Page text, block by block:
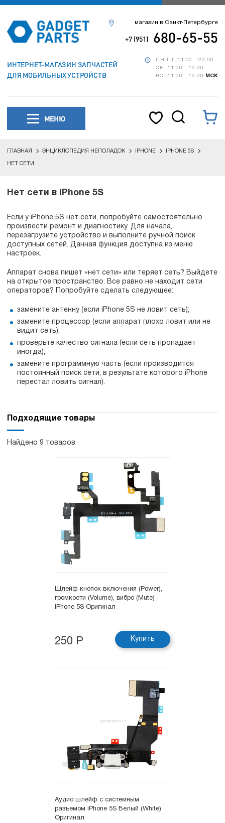
ИНТЕРНЕТ-МАГАЗИН ЗАПЧАСТЕЙ
ДЛЯ МОБИЛЬНЫХ УСТРОЙСТВ
ПН-ПТ: 11:00 - 20:00
СБ: 11:00 - 19:00
ВС: 11:00 - 19:00
МСК
магазин в Санкт-Петербурге
+7 (951) 680-65-55
МЕНЮ
ГЛАВНАЯ ЭНЦИКЛОПЕДИЯ НЕПОЛАДОК IPHONE IPHONE 5S
НЕТ СЕТИ
Нет сети в iPhone 5S
Если у iPhone 5S нет сети, попробуйте самостоятельно
произвести ремонт и диагностику. Для начала,
перезагрузите устройство и выполните ручной поиск
доступных сетей. Данная функция доступна из меню
настроек.
Аппарат снова пишет «нет сети» или теряет сеть? Выйдете
на открытое пространство. Все равно не находит сети
операторов? Попробуйте сделать следующее:
замените антенну (если iPhone 5S не ловит сеть);
замените процессор (если аппарат плохо ловит или не
видит сеть);
проверьте качество сигнала (если сеть пропадает
иногда);
замените программную часть (если производится
постоянный поиск сети, в результате которого iPhone
перестал ловить сигнал).
Подходящие товары
Найдено 9 товаров
Шлейф кнопок включения (Power),
громкости (Volume), вибро (Mute)
iPhone 5S Оригинал
250 Р Купить
Аудио шлейф с системным
разъемом iPhone 5S Белый (White)
Оригинал